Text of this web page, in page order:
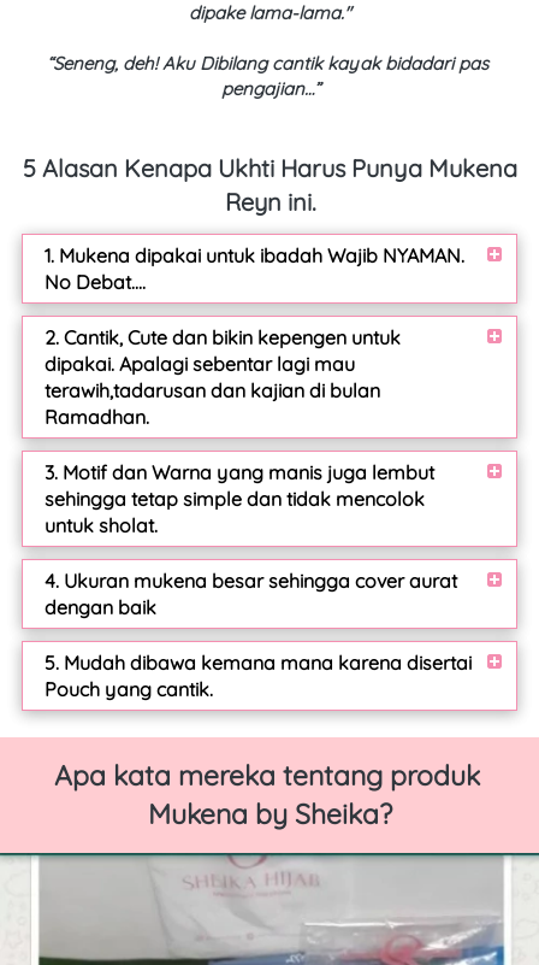
dipake lama-lama."
“Seneng, deh! Aku Dibilang cantik kayak bidadari pas
pengajian…”
5 Alasan Kenapa Ukhti Harus Punya Mukena
Reyn ini.
1. Mukena dipakai untuk ibadah Wajib NYAMAN.
No Debat....
2. Cantik, Cute dan bikin kepengen untuk
dipakai. Apalagi sebentar lagi mau
terawih,tadarusan dan kajian di bulan
Ramadhan.
3. Motif dan Warna yang manis juga lembut
sehingga tetap simple dan tidak mencolok
untuk sholat.
4. Ukuran mukena besar sehingga cover aurat
dengan baik
5. Mudah dibawa kemana mana karena disertai
Pouch yang cantik.
Apa kata mereka tentang produk
Mukena by Sheika?